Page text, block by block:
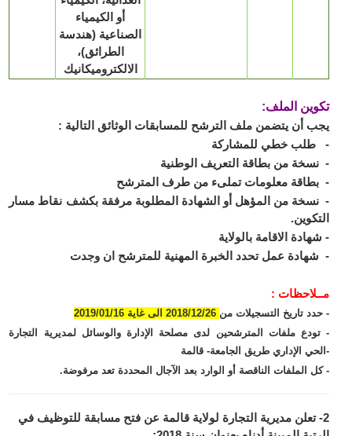
أو الكيمياء
الصناعية (هندسة
الطرائق)،
الالكتروميكانيك
الملف:
أن يتضمن ملف الترشح للمسابقات الوثائق التالية :
طلب خطي للمشاركة
من بطاقة التعريف الوطنية
معلومات تملىء من طرف المترشح
من المؤهل أو الشهادة المطلوبة مرفقة بكشف نقاط مسار
الاقامة بالولاية
عمل تحدد الخبرة المهنية للمترشح ان وجدت
:
تاريخ التسجيلات من2018/12/26 الى غاية 2019/01/16
ملفات المترشحين لدى مصلحة الإدارة والوسائل لمديرية التجارة
الإداري طريق الجامعة- قالمة
الملفات الناقصة أو الوارد بعد الآجال المحددة تعد مرفوضة.
تعلن مديرية التجارة لولاية قالمة عن فتح مسابقة للتوظيف في